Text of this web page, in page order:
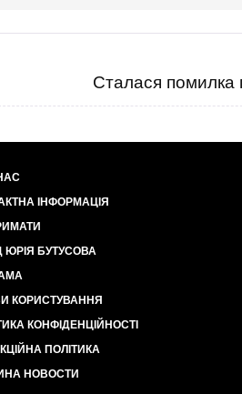
Сталася помилка
ІНФОРМАЦІЯ
ЮРІЯ БУТУСОВА
КОРИСТУВАННЯ
КОНФІДЕНЦІЙНОСТІ
ПОЛІТИКА
НОВОСТИ